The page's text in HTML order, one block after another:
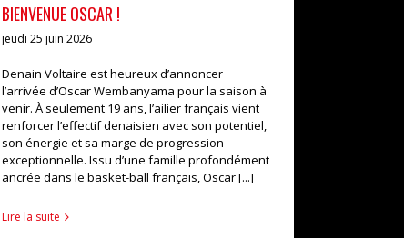
BIENVENUE OSCAR !
jeudi 25 juin 2026
Denain Voltaire est heureux d’annoncer
l’arrivée d’Oscar Wembanyama pour la saison à
venir. À seulement 19 ans, l’ailier français vient
renforcer l’effectif denaisien avec son potentiel,
son énergie et sa marge de progression
exceptionnelle. Issu d’une famille profondément
ancrée dans le basket-ball français, Oscar [...]
Lire la suite